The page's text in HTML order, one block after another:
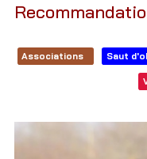
Associations Saut